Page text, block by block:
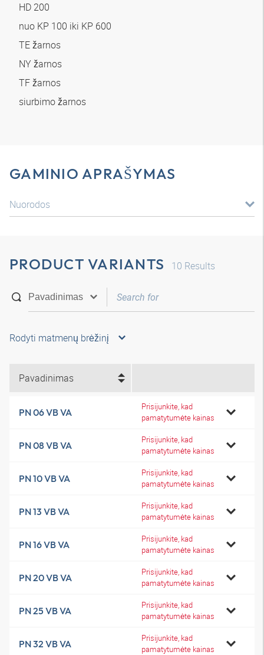
HD 200
nuo KP 100 iki KP 600
TE žarnos
NY žarnos
TF žarnos
siurbimo žarnos
GAMINIO APRAŠYMAS
Nuorodos
PRODUCT VARIANTS 10 Results
Rodyti matmenų brėžinį
Pavadinimas
PN 06 VB VA
Prisijunkite, kad
pamatytumėte kainas
PN 08 VB VA
Prisijunkite, kad
pamatytumėte kainas
PN 10 VB VA
Prisijunkite, kad
pamatytumėte kainas
PN 13 VB VA
Prisijunkite, kad
pamatytumėte kainas
PN 16 VB VA
Prisijunkite, kad
pamatytumėte kainas
PN 20 VB VA
Prisijunkite, kad
pamatytumėte kainas
PN 25 VB VA
Prisijunkite, kad
pamatytumėte kainas
PN 32 VB VA
Prisijunkite, kad
pamatytumėte kainas